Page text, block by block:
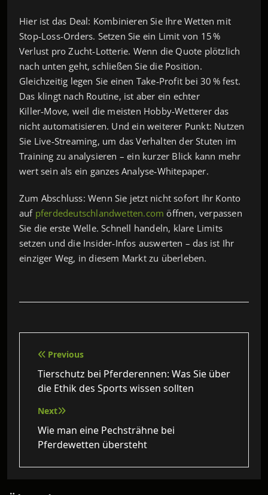
Hier ist das Deal: Kombinieren Sie Ihre Wetten mit
Stop‑Loss-Orders. Setzen Sie ein Limit von 15 %
Verlust pro Zucht‑Lotterie. Wenn die Quote plötzlich
nach unten geht, schließen Sie die Position.
Gleichzeitig legen Sie einen Take‑Profit bei 30 % fest.
Das klingt nach Routine, ist aber ein echter
Killer‑Move, weil die meisten Hobby‑Wetterer das
nicht automatisieren. Und ein weiterer Punkt: Nutzen
Sie Live‑Streaming, um das Verhalten der Stuten im
Training zu analysieren – ein kurzer Blick kann mehr
wert sein als ein ganzes Analyse‑Whitepaper.
Zum Abschluss: Wenn Sie jetzt nicht sofort Ihr Konto
auf pferdedeutschlandwetten.com öffnen, verpassen
Sie die erste Welle. Schnell handeln, klare Limits
setzen und die Insider‑Infos auswerten – das ist Ihr
einziger Weg, in diesem Markt zu überleben.
Beitragsnavigation
Previous
Tierschutz bei Pferderennen: Was Sie über
die Ethik des Sports wissen sollten
Next
Wie man eine Pechsträhne bei
Pferdewetten übersteht